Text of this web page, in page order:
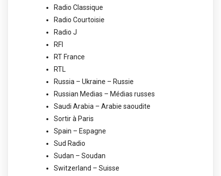
Radio Classique
Radio Courtoisie
Radio J
RFI
RT France
RTL
Russia – Ukraine – Russie
Russian Medias – Médias russes
Saudi Arabia – Arabie saoudite
Sortir à Paris
Spain – Espagne
Sud Radio
Sudan – Soudan
Switzerland – Suisse